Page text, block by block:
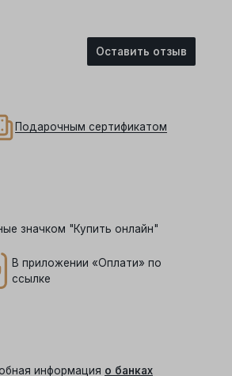
Подарочным сертификатом
значком "Купить онлайн"
В приложении «Оплати» по
ссылке
информация о банках
Оставить отзыв